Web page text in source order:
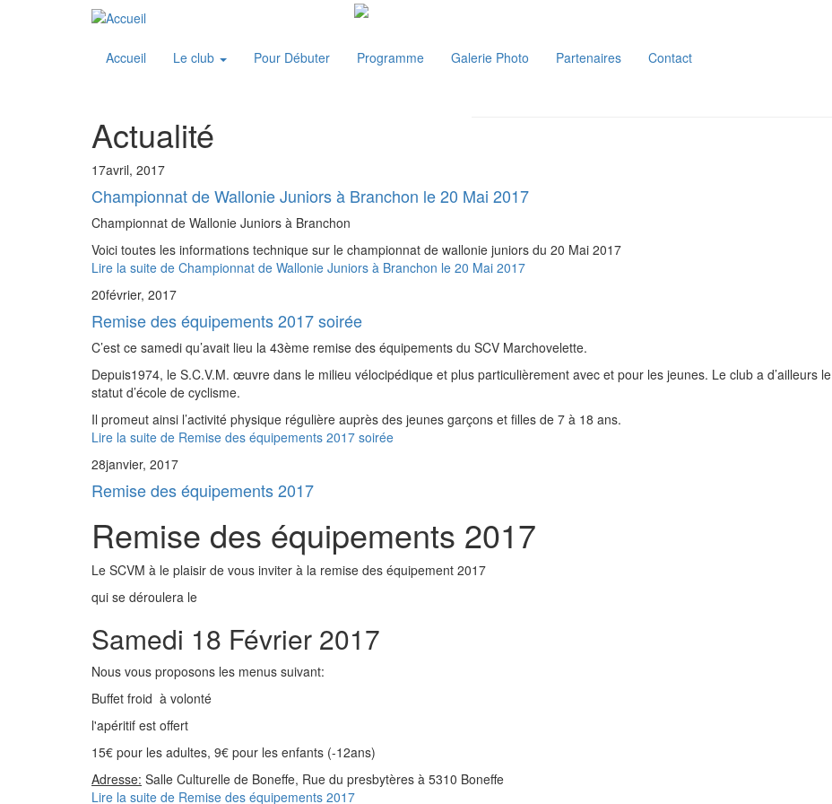
Accueil Le club Pour Débuter Programme Galerie Photo Partenaires Contact
Actualité
17avril, 2017
Championnat de Wallonie Juniors à Branchon le 20 Mai 2017
Championnat de Wallonie Juniors à Branchon
Voici toutes les informations technique sur le championnat de wallonie juniors du 20 Mai 2017
Lire la suite de Championnat de Wallonie Juniors à Branchon le 20 Mai 2017
20février, 2017
Remise des équipements 2017 soirée
C’est ce samedi qu’avait lieu la 43ème remise des équipements du SCV Marchovelette.
Depuis1974, le S.C.V.M. œuvre dans le milieu vélocipédique et plus particulièrement avec et pour les jeunes. Le club a d’ailleurs le
statut d’école de cyclisme.
Il promeut ainsi l’activité physique régulière auprès des jeunes garçons et filles de 7 à 18 ans.
Lire la suite de Remise des équipements 2017 soirée
28janvier, 2017
Remise des équipements 2017
Remise des équipements 2017
Le SCVM à le plaisir de vous inviter à la remise des équipement 2017
qui se déroulera le
Samedi 18 Février 2017
Nous vous proposons les menus suivant:
Buffet froid à volonté
l'apéritif est offert
15€ pour les adultes, 9€ pour les enfants (-12ans)
Adresse: Salle Culturelle de Boneffe, Rue du presbytères à 5310 Boneffe
Lire la suite de Remise des équipements 2017